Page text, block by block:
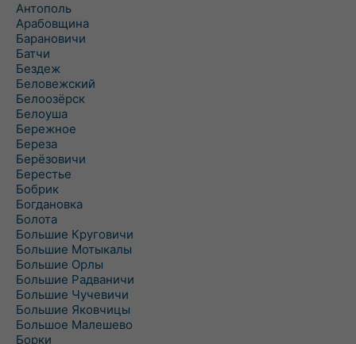
Антополь
Арабовщина
Барановичи
Батчи
Бездеж
Беловежский
Белоозёрск
Белоуша
Бережное
Береза
Берёзовичи
Берестье
Бобрик
Богдановка
Болота
Большие Круговичи
Большие Мотыкалы
Большие Орлы
Большие Радваничи
Большие Чучевичи
Большие Яковчицы
Большое Малешево
Борки